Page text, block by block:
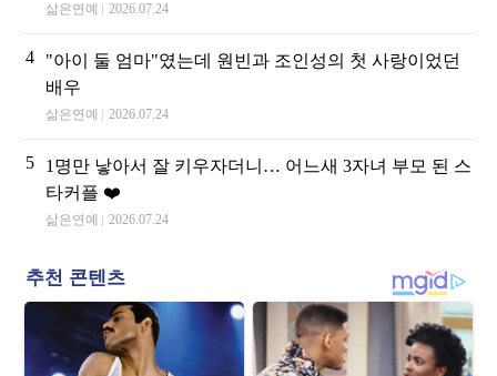
삶은연예 2026.07.24
4
"아이 둘 엄마"였는데 원빈과 조인성의 첫 사랑이었던
배우
삶은연예 2026.07.24
5
1명만 낳아서 잘 키우자더니… 어느새 3자녀 부모 된 스
타커플 ❤️
삶은연예 2026.07.24